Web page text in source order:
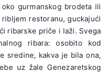
gurmanskog brodeta ili
restoranu, guckajući
ribarske priče i laži. Svega
ribara: osobito kod
sredine, kakva je bila ona,
uz žale Genezaretskog